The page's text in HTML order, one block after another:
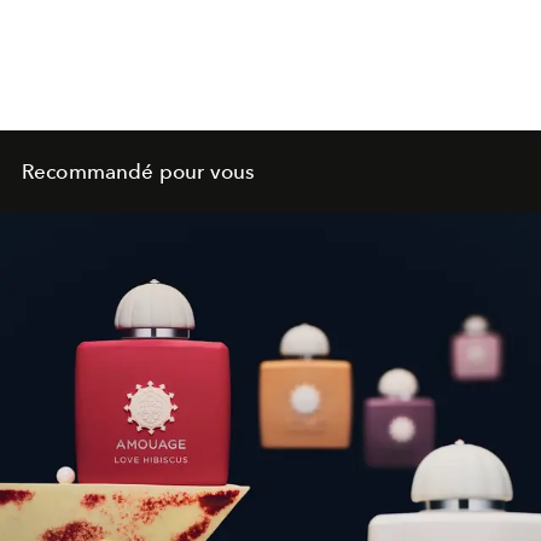
Recommandé pour vous